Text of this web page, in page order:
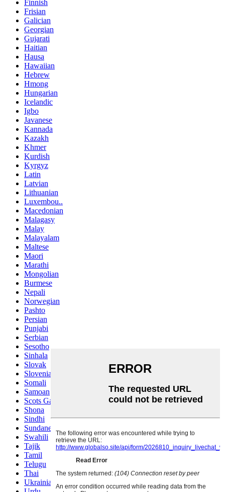
Finnish
Frisian
Galician
Georgian
Gujarati
Haitian
Hausa
Hawaiian
Hebrew
Hmong
Hungarian
Icelandic
Igbo
Javanese
Kannada
Kazakh
Khmer
Kurdish
Kyrgyz
Latin
Latvian
Lithuanian
Luxembou..
Macedonian
Malagasy
Malay
Malayalam
Maltese
Maori
Marathi
Mongolian
Burmese
Nepali
Norwegian
Pashto
Persian
Punjabi
Serbian
Sesotho
Sinhala
Slovak
Slovenian
Somali
Samoan
Scots Gaelic
Shona
Sindhi
Sundanese
Swahili
Tajik
Tamil
Telugu
Thai
Ukrainian